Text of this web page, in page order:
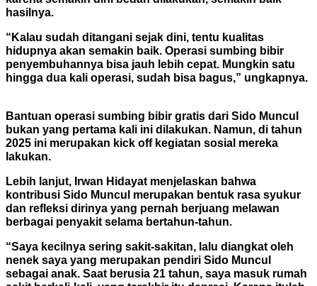
hasilnya.
“Kalau sudah ditangani sejak dini, tentu kualitas
hidupnya akan semakin baik. Operasi sumbing bibir
penyembuhannya bisa jauh lebih cepat. Mungkin satu
hingga dua kali operasi, sudah bisa bagus,” ungkapnya.
Bantuan operasi sumbing bibir gratis dari Sido Muncul
bukan yang pertama kali ini dilakukan. Namun, di tahun
2025 ini merupakan kick off kegiatan sosial mereka
lakukan.
Lebih lanjut, Irwan Hidayat menjelaskan bahwa
kontribusi Sido Muncul merupakan bentuk rasa syukur
dan refleksi dirinya yang pernah berjuang melawan
berbagai penyakit selama bertahun-tahun.
“Saya kecilnya sering sakit-sakitan, lalu diangkat oleh
nenek saya yang merupakan pendiri Sido Muncul
sebagai anak. Saat berusia 21 tahun, saya masuk rumah